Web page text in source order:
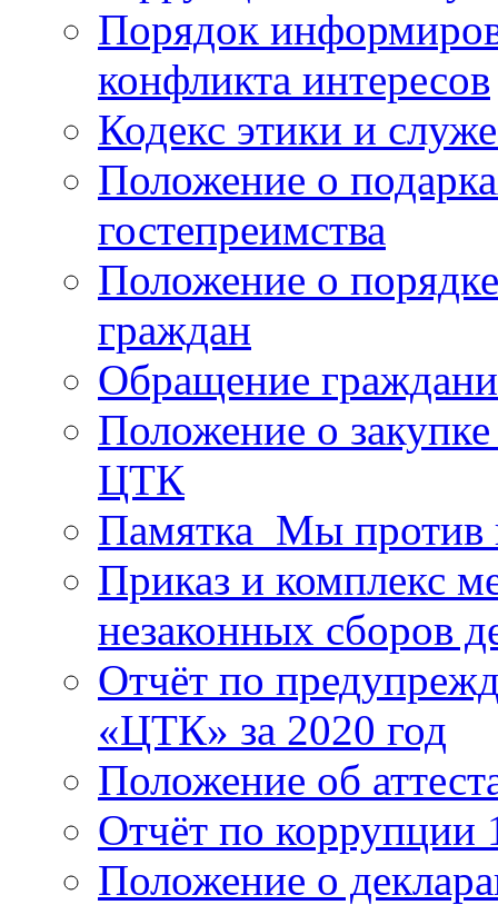
Порядок
конфликта интересов
Кодекс этики и
Положение о
гостепреимства
Положение о
граждан
Обращение
Положение о
ЦТК
Памятка_Мы против
Приказ и комплекс
незаконных сборов
Отчёт по
«ЦТК» за 2020 год
Положение об
Отчёт по коррупции
Положение о